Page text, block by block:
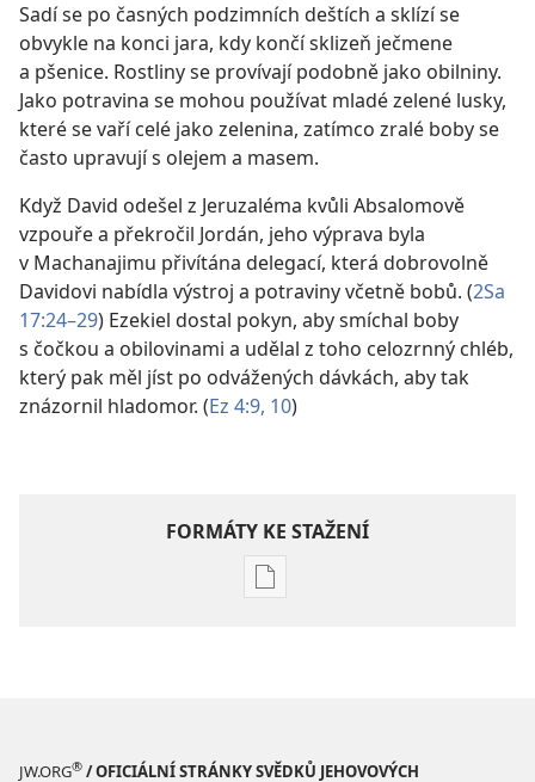
Sadí se po časných podzimních deštích a sklízí se
obvykle na konci jara, kdy končí sklizeň ječmene
a pšenice. Rostliny se provívají podobně jako obilniny.
Jako potravina se mohou používat mladé zelené lusky,
které se vaří celé jako zelenina, zatímco zralé boby se
často upravují s olejem a masem.
Když David odešel z Jeruzaléma kvůli Absalomově
vzpouře a překročil Jordán, jeho výprava byla
v Machanajimu přivítána delegací, která dobrovolně
Davidovi nabídla výstroj a potraviny včetně bobů. (2Sa
17:24–29) Ezekiel dostal pokyn, aby smíchal boby
s čočkou a obilovinami a udělal z toho celozrnný chléb,
který pak měl jíst po odvážených dávkách, aby tak
znázornil hladomor. (Ez 4:9, 10)
FORMÁTY KE STAŽENÍ
Formáty
Písma
JW.ORG® / OFICIÁLNÍ STRÁNKY SVĚDKŮ JEHOVOVÝCH